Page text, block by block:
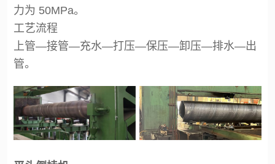
力为 50MPa。
工艺流程
上管—接管—充水—打压—保压—卸压—排水—出
管。